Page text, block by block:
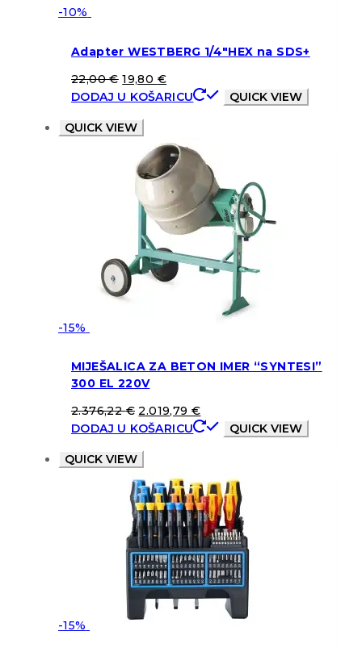
-10%
Adapter WESTBERG 1/4″HEX na SDS+
22,00€ 19,80 €
DODAJ U KOŠARICU
QUICK VIEW
QUICK VIEW
-15%
MIJEŠALICA ZA BETON IMER “SYNTESI”
300 EL 220V
2.376,22€ 2.019,79€
DODAJ U KOŠARICU
QUICK VIEW
QUICK VIEW
-15%